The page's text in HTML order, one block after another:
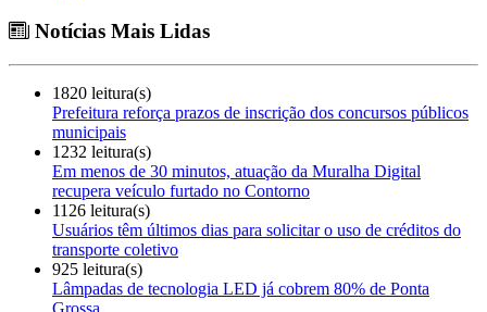
Notícias Mais Lidas
1820 leitura(s)
Prefeitura reforça prazos de inscrição dos concursos públicos
municipais
1232 leitura(s)
Em menos de 30 minutos, atuação da Muralha Digital
recupera veículo furtado no Contorno
1126 leitura(s)
Usuários têm últimos dias para solicitar o uso de créditos do
transporte coletivo
925 leitura(s)
Lâmpadas de tecnologia LED já cobrem 80% de Ponta
Grossa